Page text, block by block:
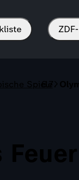
Spiele
Feuer